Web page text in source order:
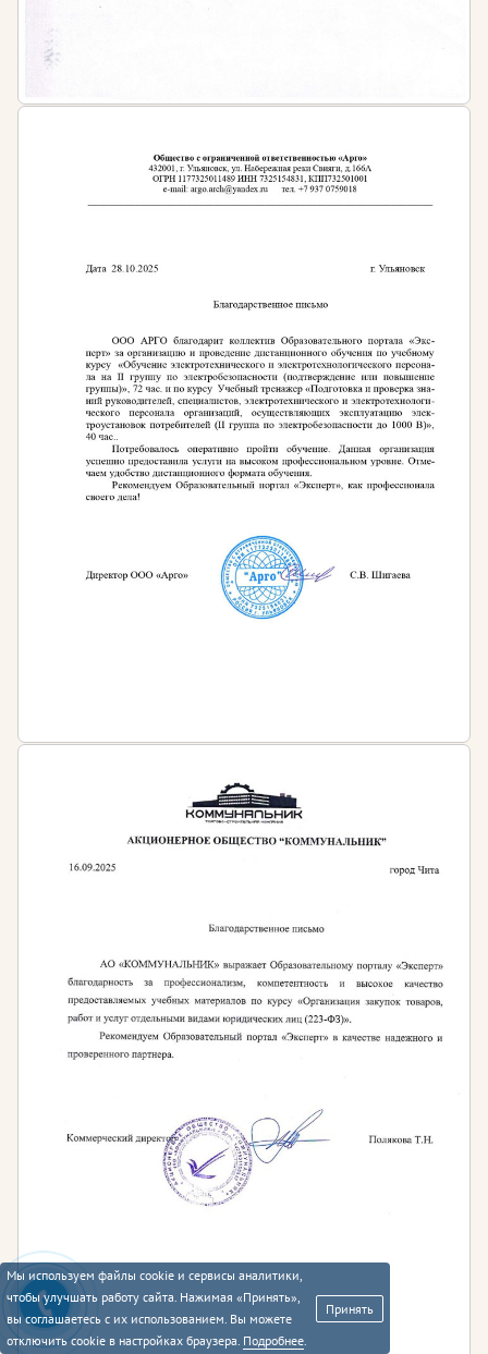
Мы используем файлы cookie и сервисы аналитики,
чтобы улучшать работу сайта. Нажимая «Принять»,
вы соглашаетесь с их использованием. Вы можете
отключить cookie в настройках браузера. Подробнее.
Принять